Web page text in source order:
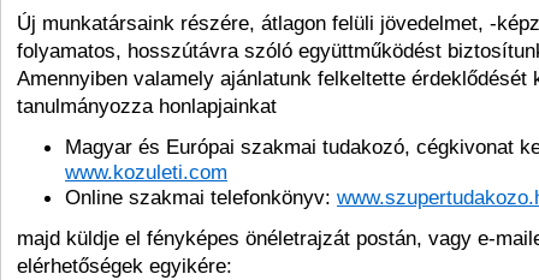
Új munkatársaink részére, átlagon felüli jövedelmet, -
folyamatos, hosszútávra szóló együttműködést
Amennyiben valamely ajánlatunk felkeltette érdeklődését
tanulmányozza honlapjainkat
Magyar és Európai szakmai tudakozó, cégkivonat
www.kozuleti.com
Online szakmai telefonkönyv:
majd küldje el fényképes önéletrajzát postán, vagy e-
elérhetőségek egyikére: